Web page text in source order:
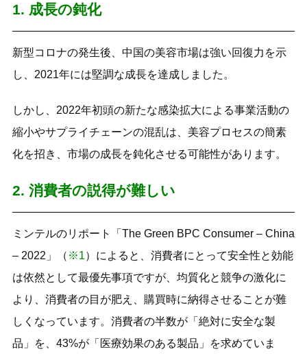
1. 成長の鈍化
新型コロナの発生後、中国の美容市場は強い回復力を示
し、2021年には堅調な成長を達成しました。
しかし、2022年初頭の新たな感染拡大による事業活動の
縮小やサプライチェーンの混乱は、美容プロセスの簡素
化を招き、市場の成長を鈍化させる可能性があります。
2. 消費者の説得が難しい
ミンテルのリポート「The Green BPC Consumer – China
– 2022」（ ※1）によると、消費者にとって安全性と効能
は依然として最優先事項ですが、均質化と競争の激化に
より、消費者の目が肥え、購買時に納得させることが難
しくなっています。消費者の半数が「絶対に安全な製
品」を、43%が「医療効果のある製品」を求めていま